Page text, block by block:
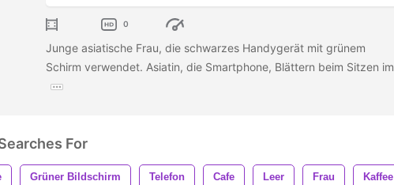
0
Junge asiatische Frau, die schwarzes Handygerät mit grünem
Schirm verwendet. Asiatin, die Smartphone, Blättern beim Sitzen im
For
Grüner Bildschirm Telefon Cafe Leer Frau Kaffee